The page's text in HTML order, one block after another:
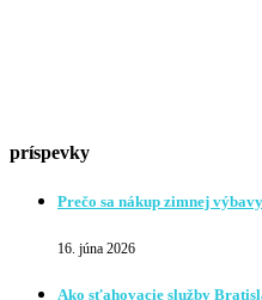
príspevky
Prečo sa nákup zimnej
16. júna 2026
Ako sťahovacie služby